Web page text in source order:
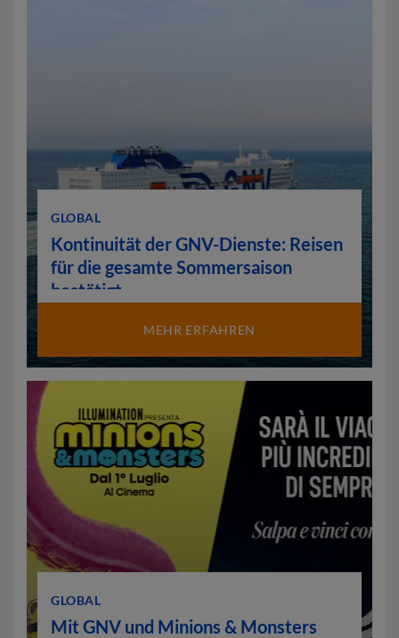
GLOBAL
Kontinuität der GNV-Dienste: Reisen
für die gesamte Sommersaison
bestätigt
MEHR ERFAHREN
GLOBAL
Mit GNV und Minions & Monsters